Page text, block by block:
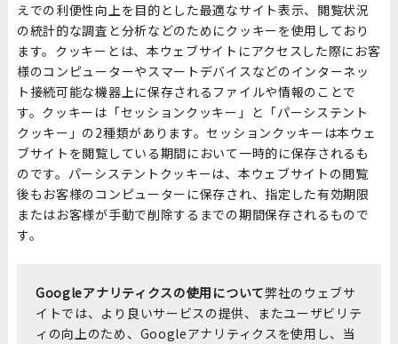
えでの利便性向上を目的とした最適なサイト表示、閲覧状況
の統計的な調査と分析などのためにクッキーを使用しており
ます。クッキーとは、本ウェブサイトにアクセスした際にお客
様のコンピューターやスマートデバイスなどのインターネッ
ト接続可能な機器上に保存されるファイルや情報のことで
す。クッキーは「セッションクッキー」と「パーシステント
クッキー」の2種類があります。セッションクッキーは本ウェ
ブサイトを閲覧している期間において一時的に保存されるも
のです。パーシステントクッキーは、本ウェブサイトの閲覧
後もお客様のコンピューターに保存され、指定した有効期限
またはお客様が手動で削除するまでの期間保存されるもので
す。
Googleアナリティクスの使用について弊社のウェブサ
イトでは、より良いサービスの提供、またユーザビリテ
ィの向上のため、Googleアナリティクスを使用し、当